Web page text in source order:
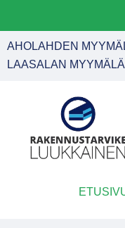
AHOLAHDEN
LAASALAN